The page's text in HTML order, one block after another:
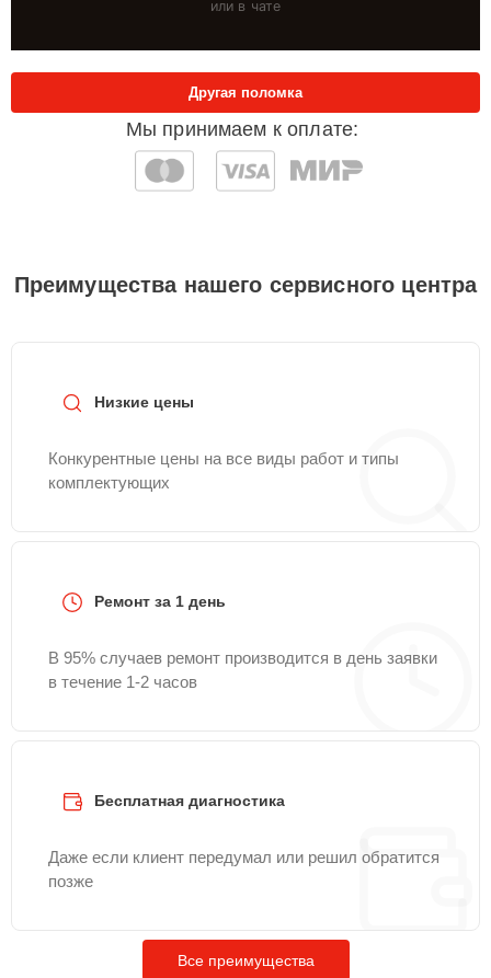
или в чате
Мы принимаем к оплате:
Другая поломка
Преимущества нашего сервисного центра
Низкие цены
Конкурентные цены на все виды работ и типы
комплектующих
Ремонт за 1 день
В 95% случаев ремонт производится в день заявки
в течение 1-2 часов
Бесплатная диагностика
Даже если клиент передумал или решил обратится
позже
Все преимущества